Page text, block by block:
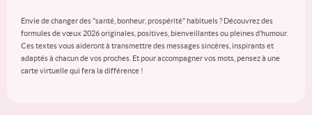
Envie de changer des "santé, bonheur, prospérité" habituels ? Découvrez des
formules de vœux 2026 originales, positives, bienveillantes ou pleines d’humour.
Ces textes vous aideront à transmettre des messages sincères, inspirants et
adaptés à chacun de vos proches. Et pour accompagner vos mots, pensez à une
carte virtuelle qui fera la différence !